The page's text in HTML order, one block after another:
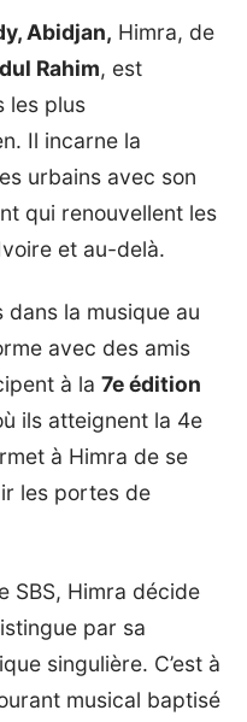
Abidjan, Himra, de
Rahim, est
les plus
Il incarne la
urbains avec son
qui renouvellent les
et au-delà.
la musique au
avec des amis
à la 7e édition
ils atteignent la 4e
à Himra de se
les portes de
SBS, Himra décide
par sa
singulière. C’est à
musical baptisé